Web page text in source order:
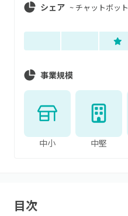
シェア ~ チャットボット
事業規模
中小 中堅
目次